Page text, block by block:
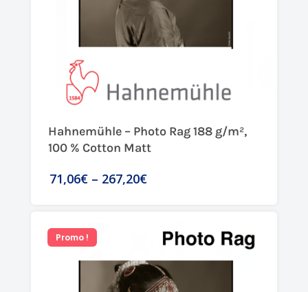
Hahnemühle – Photo Rag 188 g/m²,
100 % Cotton Matt
71,06€ – 267,20€
Promo !